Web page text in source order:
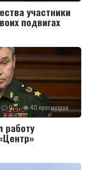
участники
подвигах
0 40 просмотров
работу